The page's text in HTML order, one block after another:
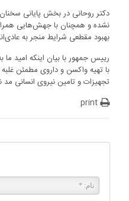
دکتر روحانی در بخش پایانی
نشده و همچنان با جهش‌هایی
بهبود مقطعی شرایط منجر به
رییس جمهور با بیان اینکه امید
با تهیه واکسن و داروی مطمئن
تجهیزات و تامین نیروی انسانی
print